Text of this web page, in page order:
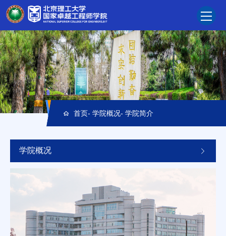
首页- 学院概况- 学院简介
学院概况